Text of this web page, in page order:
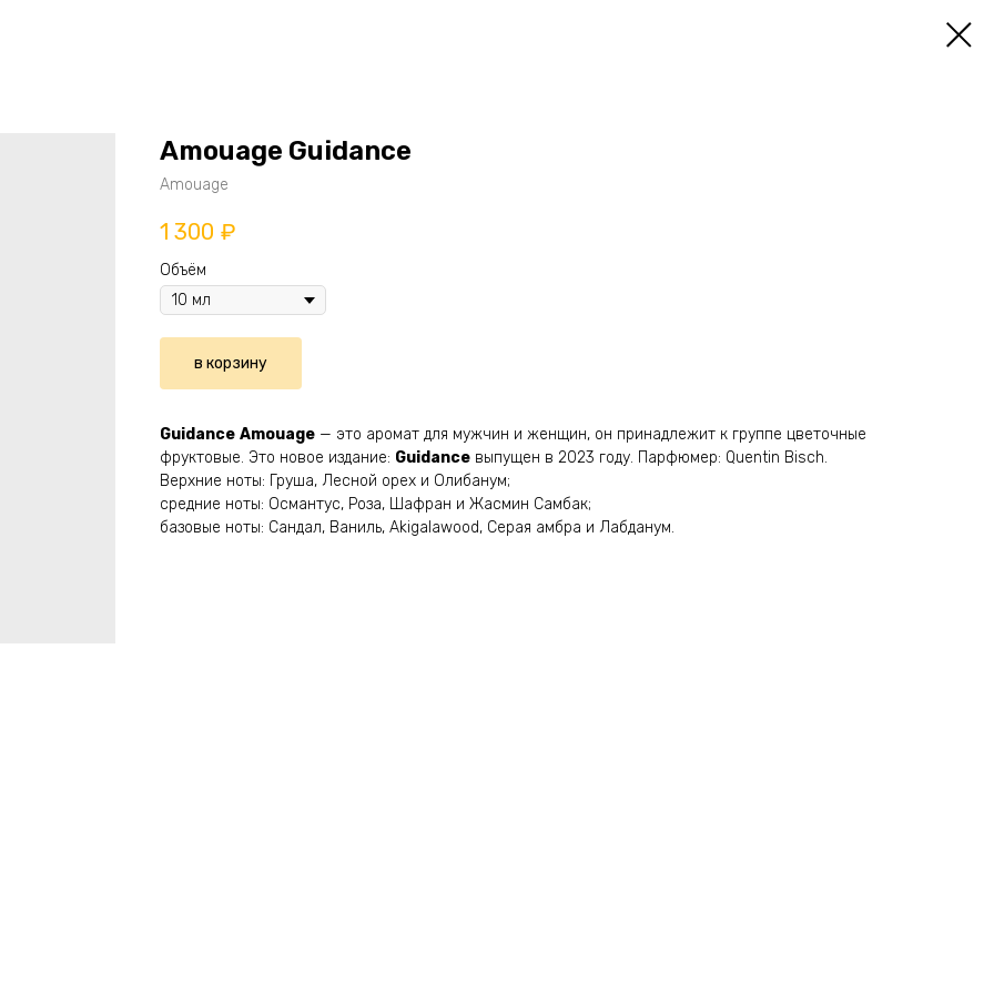
Amouage Guidance
Amouage
1 300 ₽
Объём
в корзину
Guidance Amouage — это аромат для мужчин и женщин, он принадлежит к группе цветочные
фруктовые. Это новое издание: Guidance выпущен в 2023 году. Парфюмер: Quentin Bisch.
Верхние ноты: Груша, Лесной орех и Олибанум;
средние ноты: Османтус, Роза, Шафран и Жасмин Самбак;
базовые ноты: Сандал, Ваниль, Akigalawood, Серая амбра и Лабданум.